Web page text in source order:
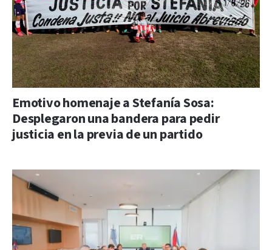
Emotivo homenaje a Stefanía Sosa:
Desplegaron una bandera para pedir
justicia en la previa de un partido